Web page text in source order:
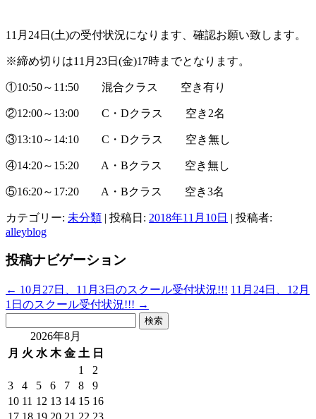
11月24日(土)の受付状況になります、確認お願い致します。
※締め切りは11月23日(金)17時までとなります。
①10:50～11:50 混合クラス 空き有り
②12:00～13:00 C・Dクラス 空き2名
③13:10～14:10 C・Dクラス 空き無し
④14:20～15:20 A・Bクラス 空き無し
⑤16:20～17:20 A・Bクラス 空き3名
カテゴリー: 未分類 | 投稿日: 2018年11月10日 | 投稿者:
alleyblog
投稿ナビゲーション
← 10月27日、11月3日のスクール受付状況!!! 11月24日、12月
1日のスクール受付状況!!! →
2026年8月
月 火 水 木 金 土 日
1
2
3
4 5 6 7 8
9
10 11 12 13 14 15 16
17 18 19 20 21 22 23